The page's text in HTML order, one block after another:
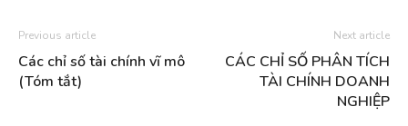
Previous article
Các chỉ số tài chính vĩ mô
(Tóm tắt)
Next article
CÁC CHỈ SỐ PHÂN TÍCH
TÀI CHÍNH DOANH
NGHIỆP